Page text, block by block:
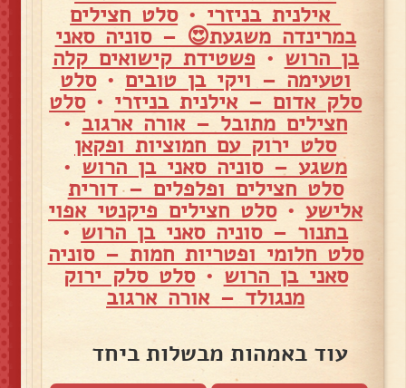
אילנית בניזרי •סלט חצילים
במרינדה משגעת😍 – סוניה סאני
בן הרוש • פשטידת קישואים קלה
וטעימה – ויקי בן טובים •סלט
סלק אדום – אילנית בניזרי •סלט
חצילים מתובל – אורה ארגוב •
סלט ירוק עם חמוציות ופקאן
משגע – סוניה סאני בן הרוש •
סלט חצילים ופלפלים – דורית
אלישע•סלט חצילים פיקנטי אפוי
בתנור – סוניה סאני בן הרוש•
סלט חלומי ופטריות חמות – סוניה
סאני בן הרוש •סלט סלק ירוק
מנגולד – אורה ארגוב
עוד באמהות מבשלות ביחד